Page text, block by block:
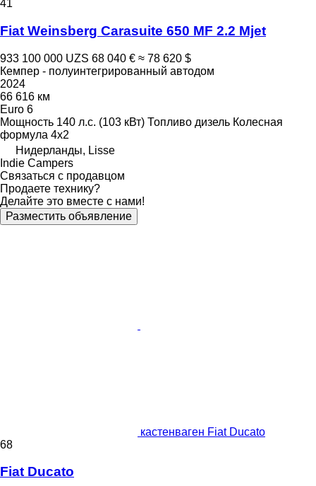
41
Fiat Weinsberg Carasuite 650 MF 2.2 Mjet
933 100 000 UZS 68 040 € ≈ 78 620 $
Кемпер - полуинтегрированный автодом
2024
66 616 км
Euro 6
Мощность 140 л.с. (103 кВт) Топливо дизель Колесная
формула 4x2
Нидерланды, Lisse
Indie Campers
Связаться с продавцом
Продаете технику?
Делайте это вместе с нами!
Разместить объявление
кастенваген Fiat Ducato
68
Fiat Ducato